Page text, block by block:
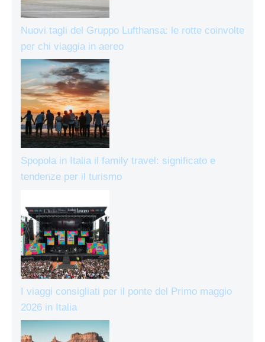
Nuovi tagli del Gruppo Lufthansa: le rotte coinvolte
per chi viaggia in aereo
Spopola in Italia il family travel: significato e
tendenze per il turismo
I viaggi consigliati per il ponte del Primo maggio
2026 in Italia